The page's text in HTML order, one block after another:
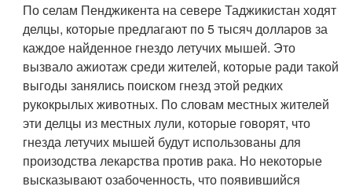
По селам Пенджикента на севере Таджикистан ходят
делцы, которые предлагают по 5 тысяч долларов за
каждое найденное гнездо летучих мышей. Это
вызвало ажиотаж среди жителей, которые ради такой
выгоды занялись поиском гнезд этой редких
рукокрылых животных. По словам местных жителей
эти делцы из местных лули, которые говорят, что
гнезда летучих мышей будут использованы для
произодства лекарства против рака. Но некоторые
высказывают озабоченность, что появившийся